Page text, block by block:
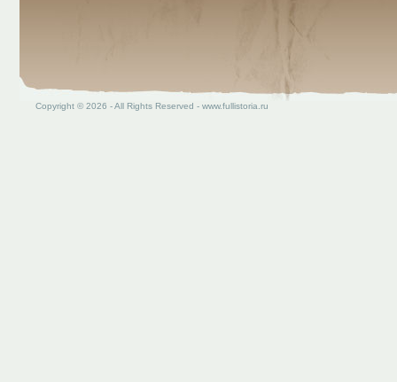
Copyright © 2026 - All Rights Reserved - www.fullistoria.ru